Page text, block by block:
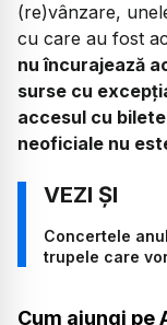
(re)vânzare,
cu care au fost
nu încurajează
surse cu
accesul cu
neoficiale nu
Concertele
trupele care
Cum ajungi pe